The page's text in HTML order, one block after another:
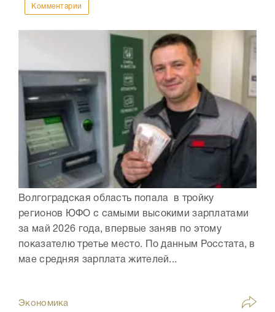
Комментарии
Волгоградская область попала в тройку
регионов ЮФО с самыми высокими зарплатами
за май 2026 года, впервые заняв по этому
показателю третье место. По данным Росстата, в
мае средняя зарплата жителей...
Экономика